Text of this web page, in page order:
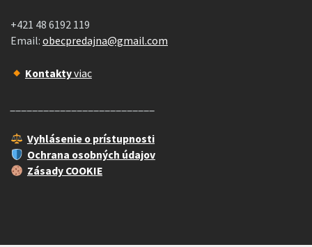
+421 48 6192 119
Email: obecpredajna@gmail.com
Kontaktyviac
Vyhlásenie o prístupnosti
Ochrana osobných údajov
Zásady COOKIE